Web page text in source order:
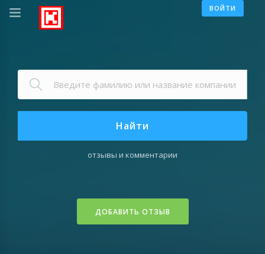
ВОЙТИ
Найти
отзывы и комментарии
ДОБАВИТЬ ОТЗЫВ